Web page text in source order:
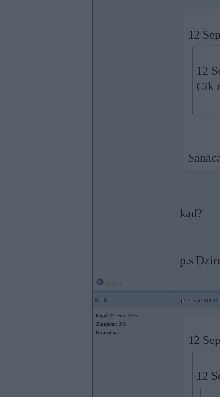
12
12
Cik
kad?
p.s
K_K 12. Sep 2018,
Kopš: 24. Nov 2016
Ziņojumi: 206
Braucu ar:
12
12